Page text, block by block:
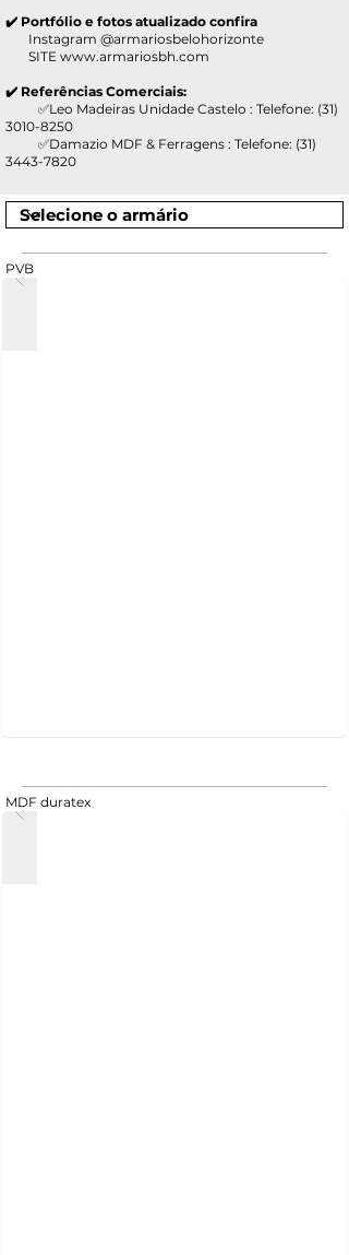
✔️ Portfólio e fotos atualizado confira
Instagram @armariosbelohorizonte
SITE www.armariosbh.com
✔️ Referências Comerciais:
✅Leo Madeiras Unidade Castelo : Telefone: (31)
3010-8250
✅Damazio MDF & Ferragens : Telefone: (31)
3443-7820
PVB
MDF duratex